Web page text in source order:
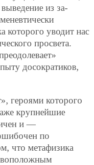
из за-
которого уводит нас
просвета.
досократиков,
героями которого
крупнейшие
и —
по
что метафизика